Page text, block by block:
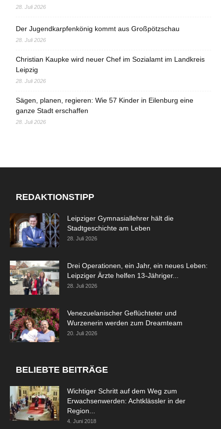
28. Juli 2026
Der Jugendkarpfenkönig kommt aus Großpötzschau
28. Juli 2026
Christian Kaupke wird neuer Chef im Sozialamt im Landkreis
Leipzig
28. Juli 2026
Sägen, planen, regieren: Wie 57 Kinder in Eilenburg eine
ganze Stadt erschaffen
28. Juli 2026
REDAKTIONSTIPP
Leipziger Gymnasiallehrer hält die
Stadtgeschichte am Leben
28. Juli 2026
Drei Operationen, ein Jahr, ein neues Leben:
Leipziger Ärzte helfen 13-Jähriger...
28. Juli 2026
Venezuelanischer Geflüchteter und
Wurzenerin werden zum Dreamteam
20. Juli 2026
BELIEBTE BEITRÄGE
Wichtiger Schritt auf dem Weg zum
Erwachsenwerden: Achtklässler in der
Region...
4. Juni 2018